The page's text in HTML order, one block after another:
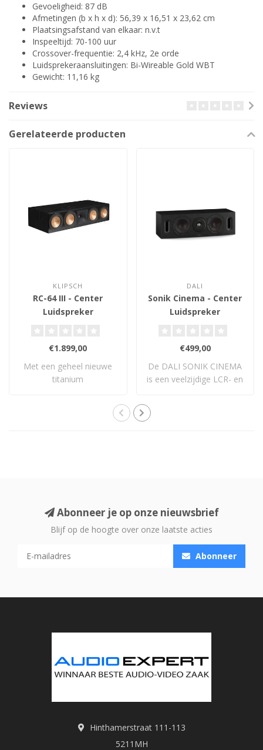
Gevoeligheid: 87 dB
Afmetingen (b x h x d): 56,39 x 16,51 x 23,62 cm
Plaatsingsafstand van elkaar: n.v.t
Inspeeltijd: 70-100 uur
Crossover-frequentie: 2,4 kHz, 2e orde
Luidsprekeraansluitingen: Bi-Wireable Gold WBT
Gewicht: 11,16 kg
Reviews
Gerelateerde producten
KLIPSCH
RC-64 III - Center
Luidspreker
€1.899,00
Met een geheel nieuwe
titanium
DALI
Sonik Cinema - Center
Luidspreker
€499,00
De DALI SONIK CINEMA
is een veelzijdige LCR- en
Abonneer je op onze nieuwsbrief
Blijf op de hoogte over onze laatste acties
Abonneer
Hinthamerstraat 111-113
5211MH